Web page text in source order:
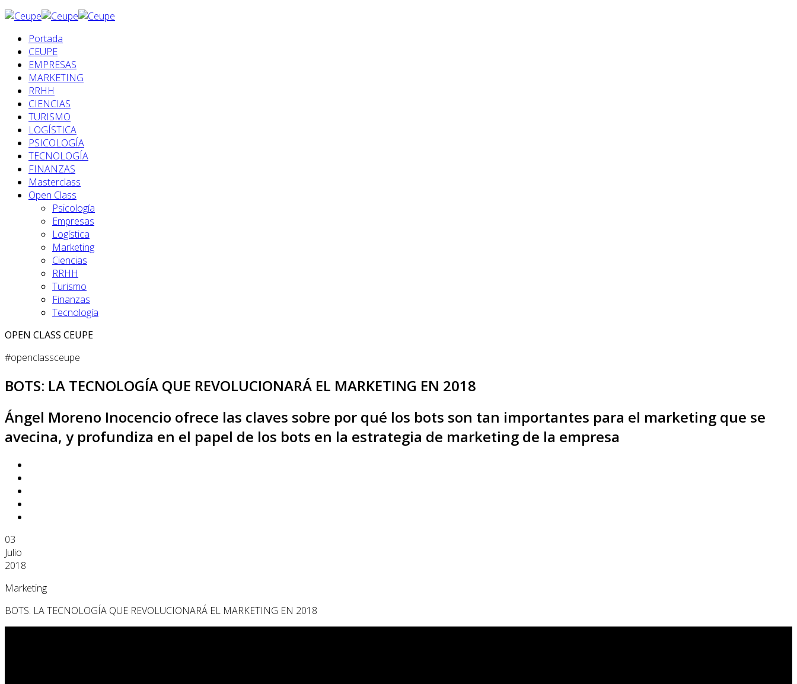
Portada
CEUPE
EMPRESAS
MARKETING
RRHH
CIENCIAS
TURISMO
LOGÍSTICA
PSICOLOGÍA
TECNOLOGÍA
FINANZAS
Masterclass
Open Class
Psicología
Empresas
Logística
Marketing
Ciencias
RRHH
Turismo
Finanzas
Tecnología
OPEN CLASS CEUPE
#openclassceupe
BOTS: LA TECNOLOGÍA QUE REVOLUCIONARÁ EL MARKETING EN 2018
Ángel Moreno Inocencio ofrece las claves sobre por qué los bots son tan importantes para el marketing que se
avecina, y profundiza en el papel de los bots en la estrategia de marketing de la empresa
03
Julio
2018
Marketing
BOTS: LA TECNOLOGÍA QUE REVOLUCIONARÁ EL MARKETING EN 2018